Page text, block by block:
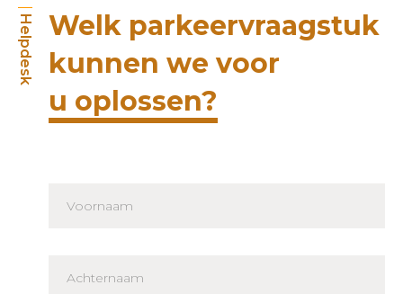
Helpdesk Welk parkeervraagstuk
kunnen we voor
u oplossen?